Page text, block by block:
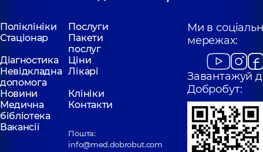
Поліклініки
Послуги
Стаціонар
Пакети
послуг
Діагностика
Ціни
Невідкладна
допомога
Лікарі
Новини
Клініки
Медична
бібліотека
Контакти
Вакансії
Пошта:
info@med.dobrobut.com
Ми в
мережах:
Завантажуй
Добробут: